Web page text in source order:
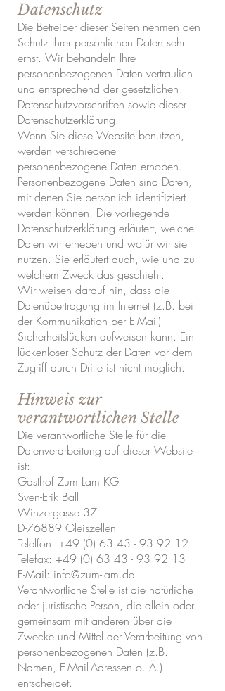
Datenschutz
Die Betreiber dieser Seiten nehmen den
Schutz Ihrer persönlichen Daten sehr
ernst. Wir behandeln Ihre
personenbezogenen Daten vertraulich
und entsprechend der gesetzlichen
Datenschutzvorschriften sowie dieser
Datenschutzerklärung.
Wenn Sie diese Website benutzen,
werden verschiedene
personenbezogene Daten erhoben.
Personenbezogene Daten sind Daten,
mit denen Sie persönlich identifiziert
werden können. Die vorliegende
Datenschutzerklärung erläutert, welche
Daten wir erheben und wofür wir sie
nutzen. Sie erläutert auch, wie und zu
welchem Zweck das geschieht.
Wir weisen darauf hin, dass die
Datenübertragung im Internet (z.B. bei
der Kommunikation per E-Mail)
Sicherheitslücken aufweisen kann. Ein
lückenloser Schutz der Daten vor dem
Zugriff durch Dritte ist nicht möglich.
Hinweis zur
verantwortlichen Stelle
Die verantwortliche Stelle für die
Datenverarbeitung auf dieser Website
ist:
Gasthof Zum Lam KG
Sven-Erik Ball
Winzergasse 37
D-76889 Gleiszellen
Telelfon: +49 (0) 63 43 - 93 92 12
Telefax: +49 (0) 63 43 - 93 92 13
E-Mail: info@zum-lam.de
Verantwortliche Stelle ist die natürliche
oder juristische Person, die allein oder
gemeinsam mit anderen über die
Zwecke und Mittel der Verarbeitung von
personenbezogenen Daten (z.B.
Namen, E-Mail-Adressen o. Ä.)
entscheidet.